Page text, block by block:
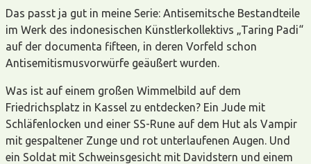
Das passt ja gut in meine Serie: Antisemitsche Bestandteile
im Werk des indonesischen Künstlerkollektivs „Taring Padi“
auf der documenta fifteen, in deren Vorfeld schon
Antisemitismusvorwürfe geäußert wurden.
Was ist auf einem großen Wimmelbild auf dem
Friedrichsplatz in Kassel zu entdecken? Ein Jude mit
Schläfenlocken und einer SS-Rune auf dem Hut als Vampir
mit gespaltener Zunge und rot unterlaufenen Augen. Und
ein Soldat mit Schweinsgesicht mit Davidstern und einem